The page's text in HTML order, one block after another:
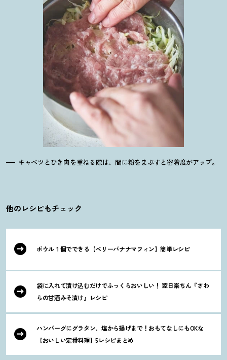
キャベツとひき肉を重ねる際は、間に粉をまぶすと密着度がアップ。
他のレシピもチェック
ボウル１個でできる【ベリーバナナマフィン】簡単レシピ
袋に入れて漬け込むだけでふっくらおいしい ！ 翌日楽ちん『さわ
らの甘酒みそ漬け』レシピ
ハンバーグにグラタン、塩から揚げまで！ おもてなしにもOKな
【おいしい定番料理】5レシピまとめ